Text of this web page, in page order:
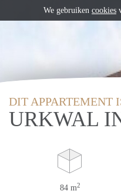
DIT APPARTEMENT
URKWAL
84 m2
We gebruiken cookies